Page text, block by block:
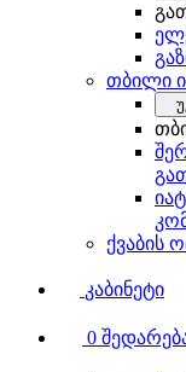
თბილი
ქვაბის
კაბინეტი
0